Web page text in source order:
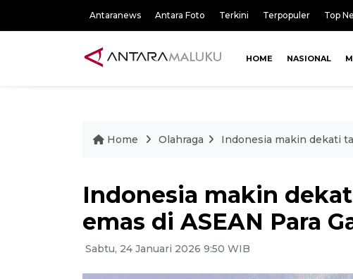
Antaranews Antara Foto Terkini Terpopuler Top
HOME NASIONAL
Home Olahraga Indonesia makin dekati
Indonesia makin
emas di ASEAN Para
Sabtu, 24 Januari 2026 9:50 WIB